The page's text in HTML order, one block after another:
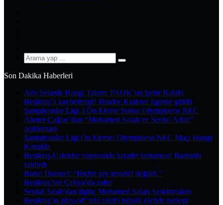
Arama
Son Dakika Haberleri
Aris Selanik Hangi Takım: PAOK’un Şehir Rakibi
Beşiktaş’a kaybetmişti! Hradec Kralove liginde güldü
Şampiyonlar Ligi 3 Ön Eleme Sonuc Olympiacos NEC
Ahmet Çağlar’dan “Mohamed Salah ve Serdal Adalı”
açıklaması
Şampiyonlar Ligi Ön Eleme: Olympiacos NEC Maçı Hangi
Kanalda
Beşiktaş-Üsküdar vapurunda kıyafet tartışması! Bastonla
saldırdı
Battal Durusel: “Hiçbir şey tesadüf değildi.”
Beşiktaş’tan Çekya’da zafer
Serdal Adalı’dan ilginç Mohamed Salah Açıklamaları
Beşiktaş’ın play-off’taki rakibi büyük ölçüde netleşti